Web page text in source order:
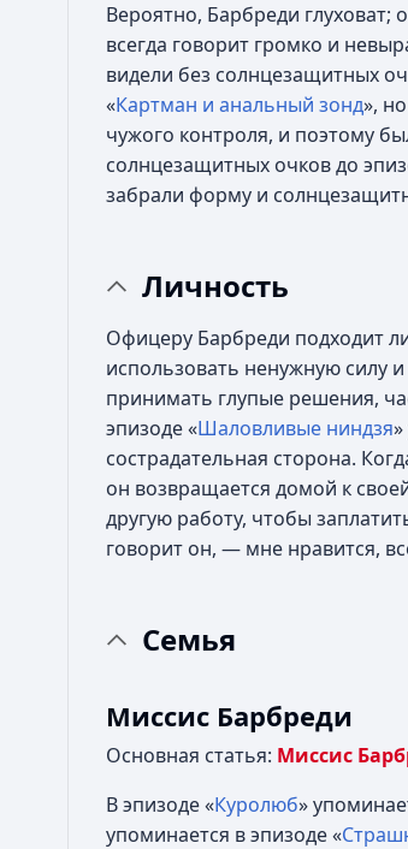
Вероятно, Барбреди глуховат;
всегда говорит громко и
видели без солнцезащитных
«Картман и анальный зонд»,
чужого контроля, и поэтому
солнцезащитных очков до
забрали форму и
Личность
Офицеру Барбреди подходит
использовать ненужную силу
принимать глупые решения,
эпизоде «Шаловливые ниндзя
сострадательная сторона.
он возвращается домой к
другую работу, чтобы
говорит он, — мне нравится,
Семья
Миссис Барбреди
Основная статья: Миссис
В эпизоде «Куролюб»
упоминается в эпизоде «